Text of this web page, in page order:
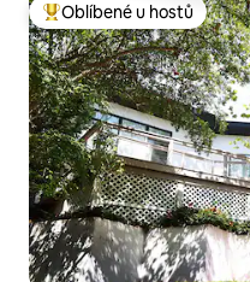
Nejlepší v kategorii
Oblíbené u hostů